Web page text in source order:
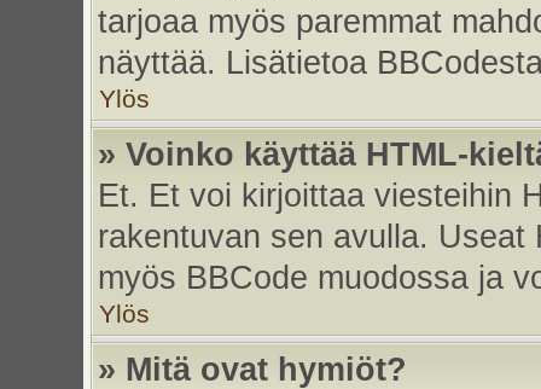
tarjoaa myös paremmat
näyttää. Lisätietoa
Ylös
» Voinko käyttää HTML-
Et. Et voi kirjoittaa viesteihin
rakentuvan sen avulla.
myös BBCode muodossa ja
Ylös
» Mitä ovat hymiöt?